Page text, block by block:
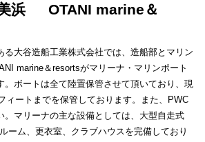
浜 OTANI marine＆
る大谷造船工業株式会社では、造船部とマリン
marine＆resortsがマリーナ・マリンポート
。ボートは全て陸置保管させて頂いており、現
ィートまでを保管しております。また、PWC
。マリーナの主な設備としては、大型自走式
ーム、更衣室、クラブハウスを完備しており